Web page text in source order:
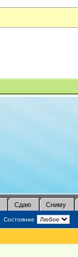
Сдаю Сниму
Состояние